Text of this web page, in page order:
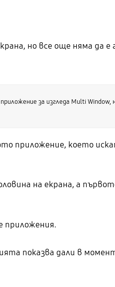
но все още няма да е
за изгледа Multi
приложение, което
на екрана, а
приложения.
показва дали в